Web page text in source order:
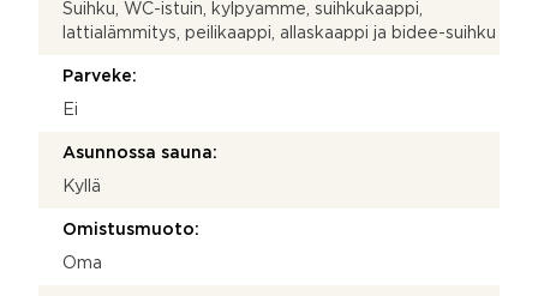
Suihku, WC-istuin, kylpyamme, suihkukaappi,
lattialämmitys, peilikaappi, allaskaappi ja bidee-suihku
Parveke:
Ei
Asunnossa sauna:
Kyllä
Omistusmuoto:
Oma